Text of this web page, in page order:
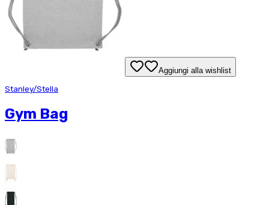
Aggiungi alla wishlist
Stanley/Stella
Gym Bag